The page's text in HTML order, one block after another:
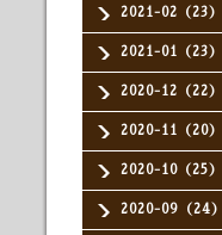
2021-02（23）
2021-01（23）
2020-12（22）
2020-11（20）
2020-10（25）
2020-09（24）